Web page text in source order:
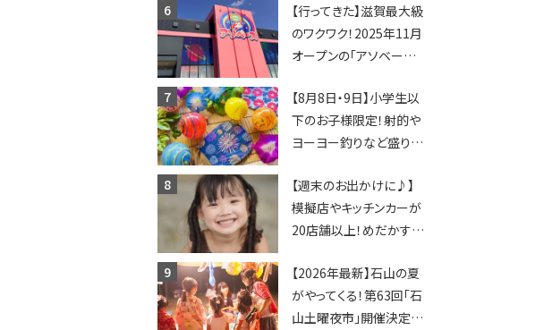
ってくる！豊郷店に続く滋
賀2店舗目★
【行ってきた】滋賀最大級
のワクワク！2025年11月
オープンの「アソベース
レーンゲームで青果や日
用品までゲットできる新
スポット！
【8月8日・9日】小学生以
下のお子様限定！射的や
ヨーヨー釣りなど盛りだ
ちびっこ縁日開催♪【モリ
ーブ】
【週末のお出かけに♪】
模擬店やキッチンカーが
20店舗以上！めだかすく
ソングライターによるライ
ブなど。【和邇ふれあい夏
祭り】
【2026年最新】石山の夏
がやってくる！第63回「石
山土曜夜市」開催決定！